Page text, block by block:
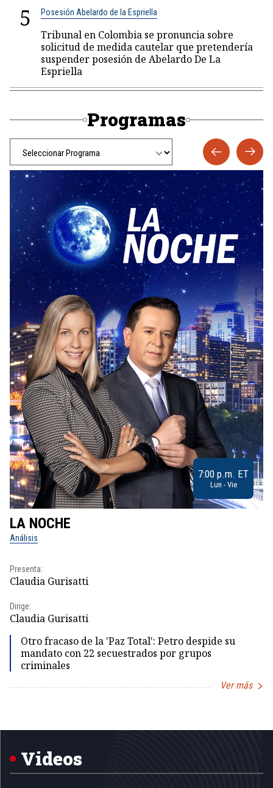
5 Posesión Abelardo de la Espriella
Tribunal en Colombia se pronuncia sobre
solicitud de medida cautelar que pretendería
suspender posesión de Abelardo De La
Espriella
Programas
7:00 p.m. ET
Lun - Vie
LA NOCHE
Análisis
Presenta:
Claudia Gurisatti
Dirige:
Claudia Gurisatti
Otro fracaso de la 'Paz Total': Petro despide su
mandato con 22 secuestrados por grupos
criminales
Ver más
5
Videos